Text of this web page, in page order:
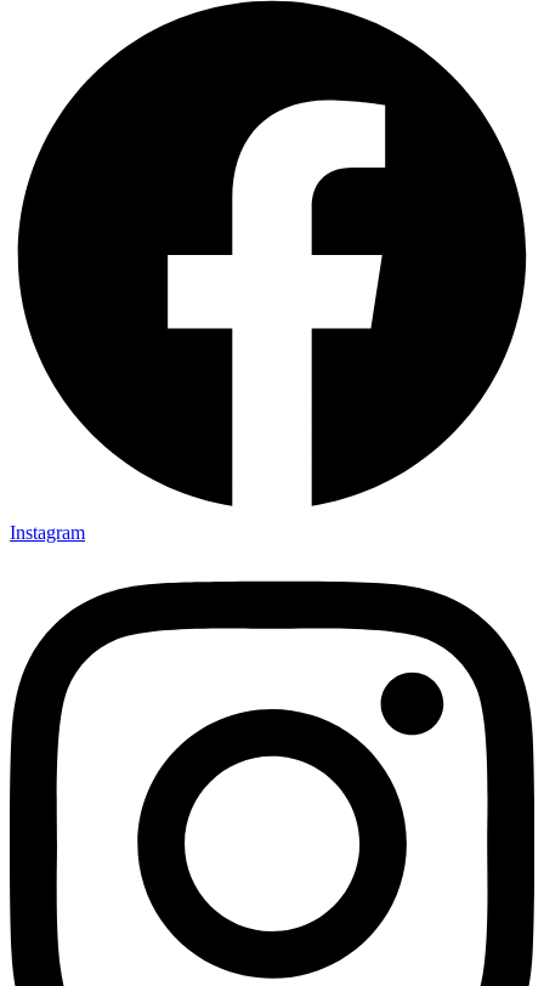
Instagram